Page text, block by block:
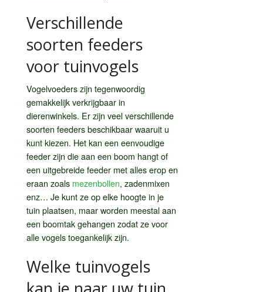
Verschillende
soorten feeders
voor tuinvogels
Vogelvoeders zijn tegenwoordig
gemakkelijk verkrijgbaar in
dierenwinkels. Er zijn veel verschillende
soorten feeders beschikbaar waaruit u
kunt kiezen. Het kan een eenvoudige
feeder zijn die aan een boom hangt of
een uitgebreide feeder met alles erop en
eraan zoals mezenbollen, zadenmixen
enz… Je kunt ze op elke hoogte in je
tuin plaatsen, maar worden meestal aan
een boomtak gehangen zodat ze voor
alle vogels toegankelijk zijn.
Welke tuinvogels